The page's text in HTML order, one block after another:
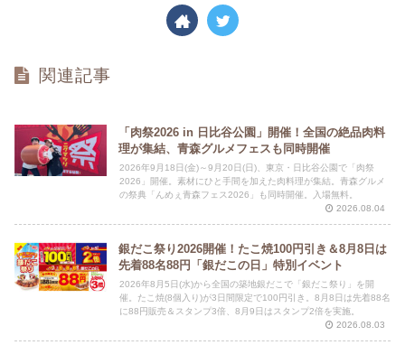
関連記事
「肉祭2026 in 日比谷公園」開催！全国の絶品肉料
理が集結、青森グルメフェスも同時開催
2026年9月18日(金)～9月20日(日)、東京・日比谷公園で「肉祭
2026」開催。素材にひと手間を加えた肉料理が集結。青森グルメ
の祭典「んめぇ青森フェス2026」も同時開催。入場無料。
2026.08.04
銀だこ祭り2026開催！たこ焼100円引き＆8月8日は
先着88名88円「銀だこの日」特別イベント
2026年8月5日(水)から全国の築地銀だこで「銀だこ祭り」を開
催。たこ焼(8個入り)が3日間限定で100円引き。8月8日は先着88名
に88円販売＆スタンプ3倍、8月9日はスタンプ2倍を実施。
2026.08.03